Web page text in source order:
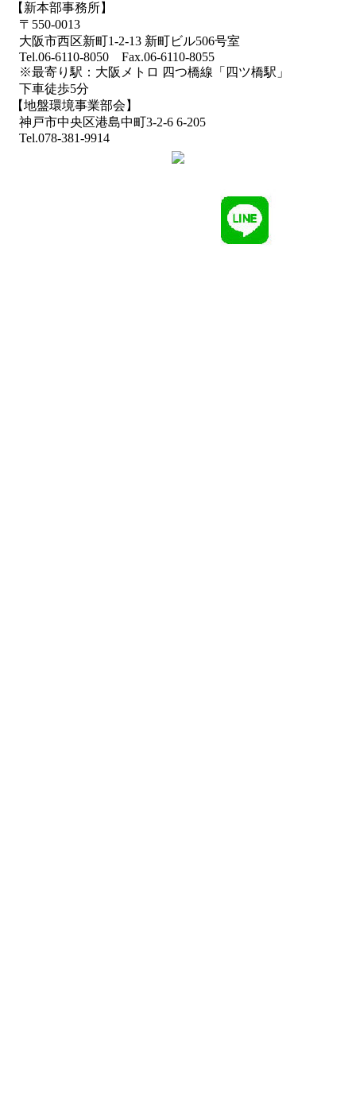
【新本部事務所】
〒550-0013
大阪市西区新町1-2-13 新町ビル506号室
Tel.06-6110-8050 Fax.06-6110-8055
※最寄り駅：大阪メトロ 四つ橋線「四ツ橋駅」
下車徒歩5分
【地盤環境事業部会】
神戸市中央区港島中町3-2-6 6-205
Tel.078-381-9914